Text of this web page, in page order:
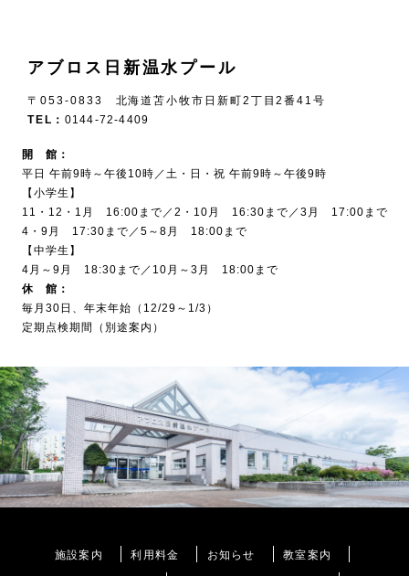
アブロス日新温水プール
〒053-0833 北海道苫小牧市日新町2丁目2番41号
TEL： 0144-72-4409
開 館：
平日 午前9時～午後10時／土・日・祝 午前9時～午後9時
【小学生】
11・12・1月 16:00まで／2・10月 16:30まで／3月 17:00まで
4・9月 17:30まで／5～8月 18:00まで
【中学生】
4月～9月 18:30まで／10月～3月 18:00まで
休 館：
毎月30日、年末年始（12/29～1/3）
定期点検期間（別途案内）
施設案内 利用料金 お知らせ 教室案内